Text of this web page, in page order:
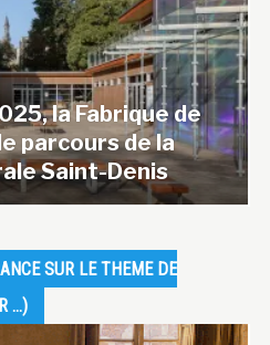
la Fabrique de
parcours de la
Saint-Denis
SUR LE THEME DE
…)